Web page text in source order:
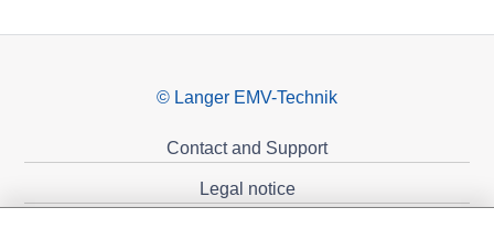
© Langer EMV-Technik
Contact and Support
Legal notice